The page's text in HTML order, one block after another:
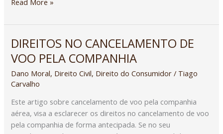
DIREITOS NO CANCELAMENTO DE
VOO PELA COMPANHIA
Dano Moral, Direito Civil, Direito do Consumidor / Tiago
Carvalho
Este artigo sobre cancelamento de voo pela companhia
aérea, visa a esclarecer os direitos no cancelamento de voo
pela companhia de forma antecipada. Se no seu
DIREITOS
NO
CANCELAMENTO
DE
VOO
PELA
COMPANHIA